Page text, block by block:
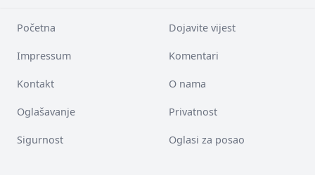
Početna Dojavite vijest
Impressum Komentari
Kontakt O nama
Oglašavanje Privatnost
Sigurnost Oglasi za posao